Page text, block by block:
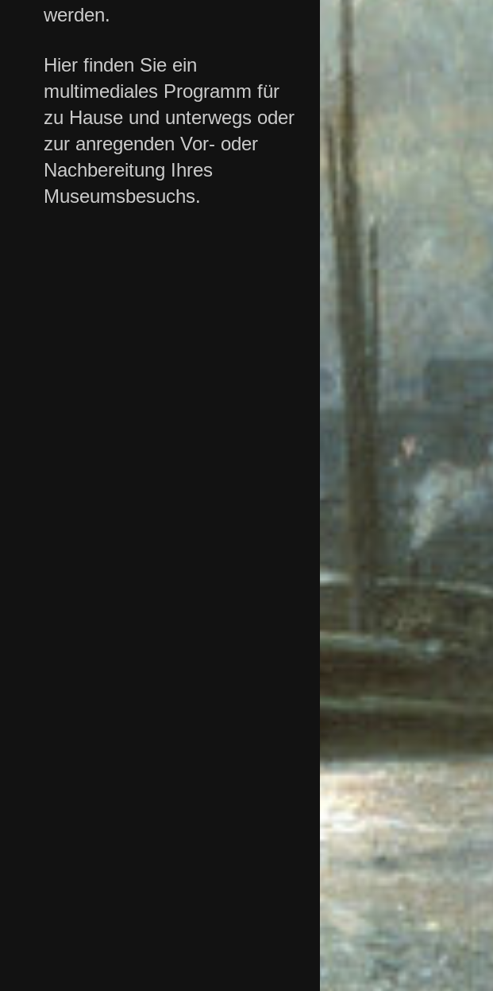
werden.
Hier finden Sie ein
multimediales Programm für
zu Hause und unterwegs oder
zur anregenden Vor- oder
Nachbereitung Ihres
Museumsbesuchs.